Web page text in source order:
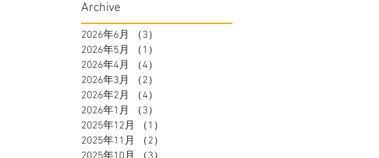
Archive
2026年6月 （3）
2026年5月
（1）
2026年4月
（4）
2026年3月
（2）
2026年2月
（4）
2026年1月
（3）
2025年12月
（1）
2025年11月
（2）